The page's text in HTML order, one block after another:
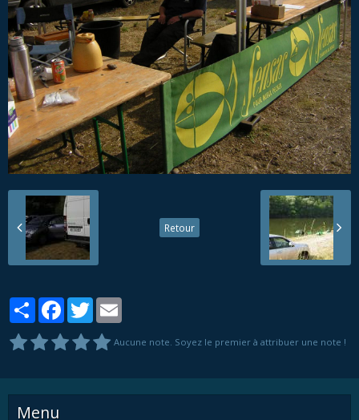
Retour
PartagerFacebook
Twitter
Aucune note. Soyez le premier à attribuer une note !
Menu